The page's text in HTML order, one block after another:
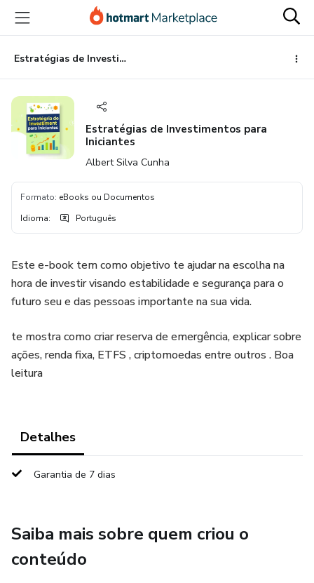
para
conteúdo
principal
para
pagamento
para
rodapé
Estratégias de Investimentos para Iniciantes
Estratégias de Investimentos para
Iniciantes
Albert Silva Cunha
Formato: eBooks ou Documentos
Idioma: Português
Este e-book tem como objetivo te ajudar na escolha na
hora de investir visando estabilidade e segurança para o
futuro seu e das pessoas importante na sua vida.
te mostra como criar reserva de emergência, explicar sobre
ações, renda fixa, ETFS , criptomoedas entre outros . Boa
leitura
Detalhes
Garantia de 7 dias
Saiba mais sobre quem criou o
conteúdo